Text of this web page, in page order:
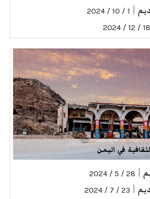
1 / 10 / 2024
18 / 12 / 2024
في اليمن
28 / 5 / 2024
23 / 7 / 2024